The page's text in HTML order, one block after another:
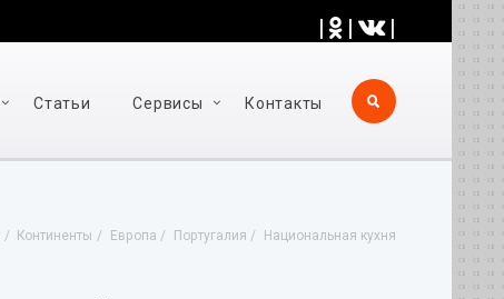
| | |
Статьи Cервисы Контакты
Континенты Европа Португалия Национальная кухня